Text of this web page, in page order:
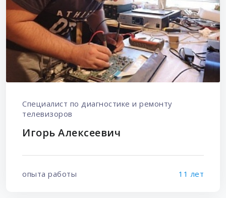
Специалист по диагностике и ремонту
телевизоров
Игорь Алексеевич
опыта работы 11 лет